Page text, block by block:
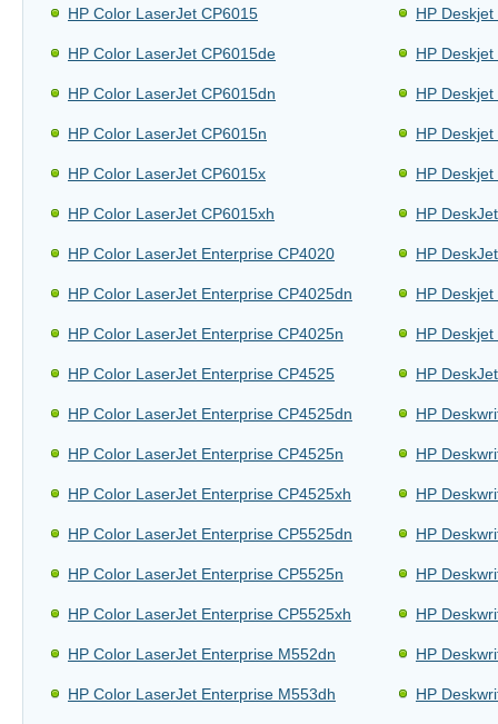
HP Color LaserJet CP6015
HP Color LaserJet CP6015de
HP Color LaserJet CP6015dn
HP Color LaserJet CP6015n
HP Color LaserJet CP6015x
HP Color LaserJet CP6015xh
HP Color LaserJet Enterprise CP4020
HP Color LaserJet Enterprise CP4025dn
HP Color LaserJet Enterprise CP4025n
HP Color LaserJet Enterprise CP4525
HP Color LaserJet Enterprise CP4525dn
HP Color LaserJet Enterprise CP4525n
HP Color LaserJet Enterprise CP4525xh
HP Color LaserJet Enterprise CP5525dn
HP Color LaserJet Enterprise CP5525n
HP Color LaserJet Enterprise CP5525xh
HP Color LaserJet Enterprise M552dn
HP Color LaserJet Enterprise M553dh
HP
HP
HP
HP
HP Deskjet
HP
HP
HP
HP Deskjet
HP
HP
HP
HP
HP
HP
HP
HP
HP